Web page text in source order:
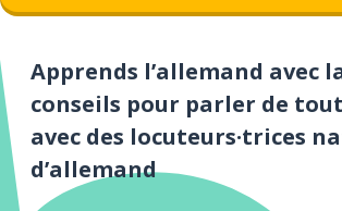
Apprends l’allemand avec
conseils pour parler de
avec des locuteurs·trices
d’allemand